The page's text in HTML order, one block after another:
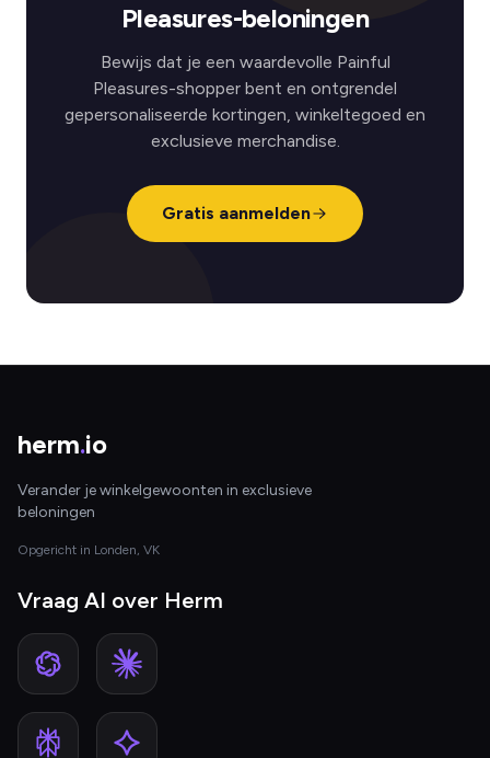
Pleasures-beloningen
Bewijs dat je een waardevolle Painful
Pleasures-shopper bent en ontgrendel
gepersonaliseerde kortingen, winkeltegoed en
exclusieve merchandise.
Gratis aanmelden
herm.io
Verander je winkelgewoonten in exclusieve
beloningen
Opgericht in Londen, VK
Vraag AI over Herm